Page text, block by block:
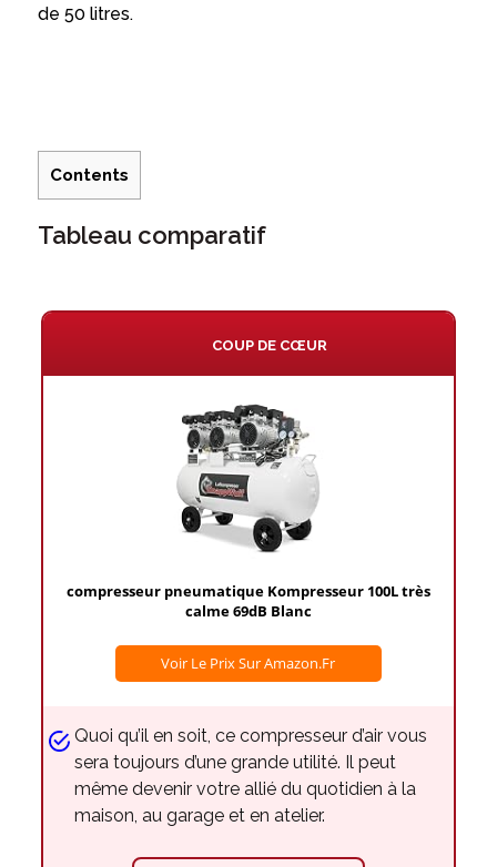
de 50 litres.
Contents
Tableau comparatif
COUP DE CŒUR
compresseur pneumatique Kompresseur 100L très
calme 69dB Blanc
Voir Le Prix Sur Amazon.fr
Quoi qu’il en soit, ce compresseur d’air vous
sera toujours d’une grande utilité. Il peut
même devenir votre allié du quotidien à la
maison, au garage et en atelier.